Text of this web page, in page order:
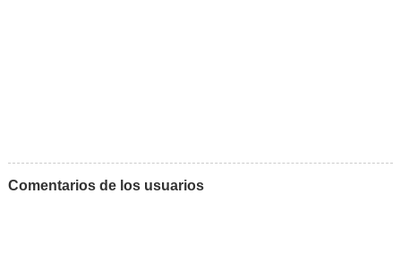
Comentarios de los usuarios